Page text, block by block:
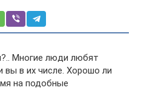
Многие люди любят
вы в их числе. Хорошо ли
на подобные